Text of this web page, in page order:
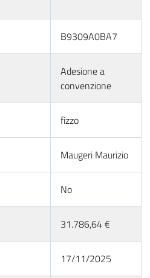
B9309A0BA7
Adesione a
convenzione
fizzo
Maugeri Maurizio
No
31.786,64 €
17/11/2025